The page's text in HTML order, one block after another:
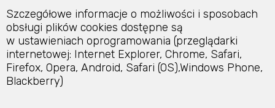
Szczegółowe informacje o możliwości i sposobach
obsługi plików cookies dostępne są
w ustawieniach oprogramowania (przeglądarki
internetowej: Internet Explorer, Chrome, Safari,
Firefox, Opera, Android, Safari (OS),Windows Phone,
Blackberry)